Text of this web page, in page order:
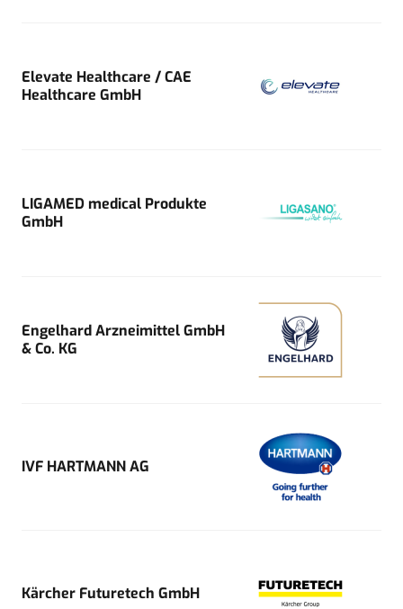
Elevate Healthcare / CAE
Healthcare GmbH
LIGAMED medical Produkte
GmbH
Engelhard Arzneimittel GmbH
& Co. KG
IVF HARTMANN AG
Kärcher Futuretech GmbH